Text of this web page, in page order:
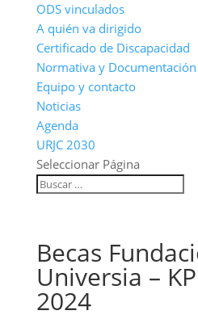
ODS vinculados
A quién va dirigido
Certificado de Discapacidad
Normativa y Documentación
Equipo y contacto
Noticias
Agenda
URJC 2030
Seleccionar Página
Becas
Universia –
2024